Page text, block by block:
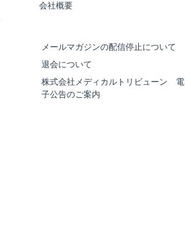
会社概要
メールマガジンの配信停止について
退会について
株式会社メディカルトリビューン 電
子公告のご案内